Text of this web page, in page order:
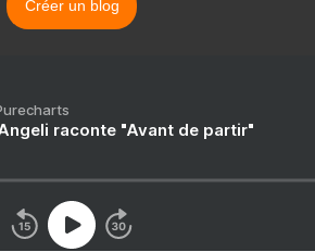
Créer un blog
raconte "Avant de partir"